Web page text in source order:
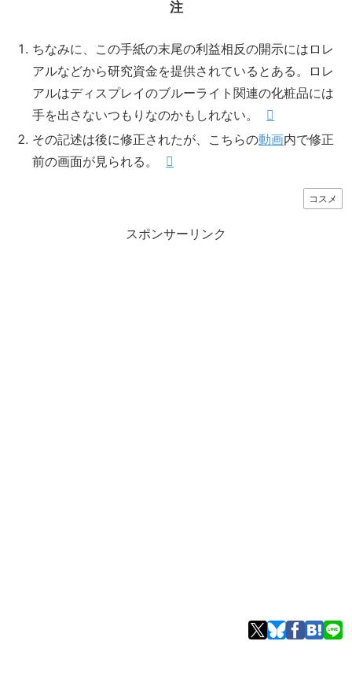
注
ちなみに、この手紙の末尾の利益相反の開示にはロレ
アルなどから研究資金を提供されているとある。ロレ
アルはディスプレイのブルーライト関連の化粧品には
手を出さないつもりなのかもしれない。
その記述は後に修正されたが、こちらの動画内で修正
前の画面が見られる。
コスメ
スポンサーリンク